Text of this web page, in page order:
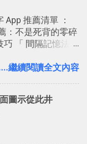
似 Google 文件的
同步編輯功能
App 推薦清單 ：
：不是死背的零碎
「 間隔記憶法
憶。 舉例來說我今
可能變成相隔一
，就能把記憶強
半個月；那時候
繼續閱讀全文內容
圖示從此井